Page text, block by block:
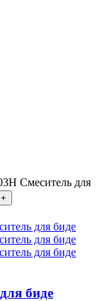
Смеситель для
биде